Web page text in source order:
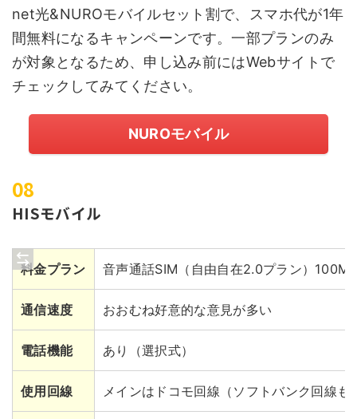
net光&NUROモバイルセット割で、スマホ代が1年
間無料になるキャンペーンです。一部プランのみ
が対象となるため、申し込み前にはWebサイトで
チェックしてみてください。
NUROモバイル
HISモバイル
料金プラン 音声通話SIM（自由自在2.0プラン）
通信速度 おおむね好意的な意見が多い
電話機能 あり（選択式）
使用回線 メインはドコモ回線（ソフトバンク回線も